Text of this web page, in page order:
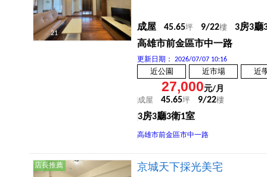
21
成屋 45.65坪 9/22樓
3房3廳
高雄市前金區市中一路
更新日期： 2026/07/07 10:16
近公園 近市場 近
27,000元/月
成屋 45.65坪 9/22樓
3房3廳3衛1室
高雄市前金區市中一路
店長推薦 京城天下採光美宅